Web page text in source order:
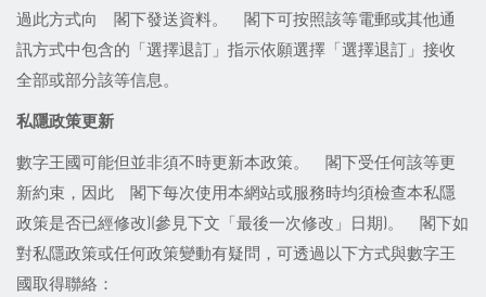
過此方式向 閣下發送資料。 閣下可按照該等電郵或其他通
訊方式中包含的「選擇退訂」指示依願選擇「選擇退訂」接收
全部或部分該等信息。
私隱政策更新
數字王國可能但並非須不時更新本政策。 閣下受任何該等更
新約束，因此 閣下每次使用本網站或服務時均須檢查本私隱
政策是否已經修改)(參見下文「最後一次修改」日期)。 閣下如
對私隱政策或任何政策變動有疑問，可透過以下方式與數字王
國取得聯絡：